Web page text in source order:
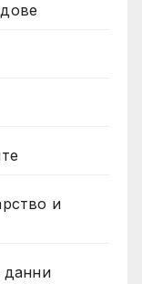
и
данни